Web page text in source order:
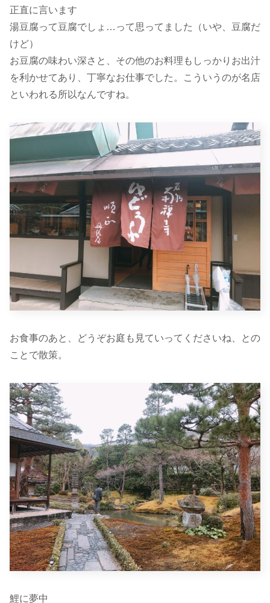
正直に言います
湯豆腐って豆腐でしょ…って思ってました（いや、豆腐だ
けど）
お豆腐の味わい深さと、その他のお料理もしっかりお出汁
を利かせてあり、丁寧なお仕事でした。こういうのが名店
といわれる所以なんですね。
お食事のあと、どうぞお庭も見ていってくださいね、との
ことで散策。
鯉に夢中